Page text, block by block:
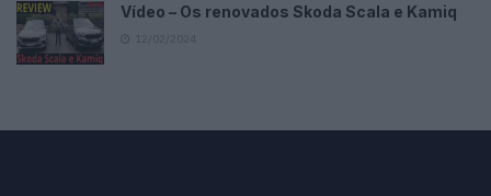
Vídeo – Os renovados Skoda Scala e Kamiq